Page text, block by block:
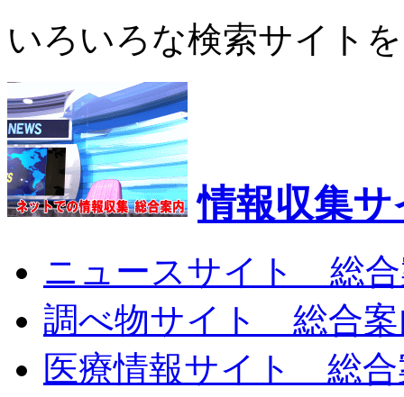
いろいろな検索サイト
情報収集
ニュースサイト 総
調べ物サイト 総合案
医療情報サイト 総合